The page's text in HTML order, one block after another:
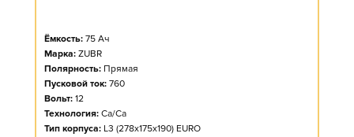
Ёмкость: 75 Ач
Марка: ZUBR
Полярность: Прямая
Пусковой ток: 760
Вольт: 12
Технология: Ca/Ca
Тип корпуса: L3 (278x175x190) EURO